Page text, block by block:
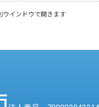
ウインドウで開きます